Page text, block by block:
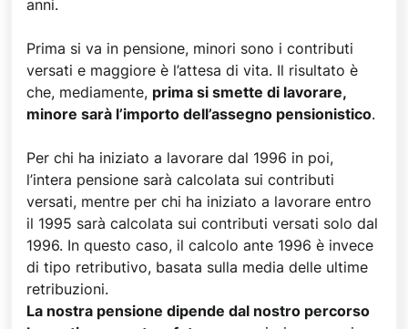
anni.
Prima si va in pensione, minori sono i contributi
versati e maggiore è l’attesa di vita. Il risultato è
che, mediamente, prima si smette di lavorare,
minore sarà l’importo dell’assegno pensionistico.
Per chi ha iniziato a lavorare dal 1996 in poi,
l’intera pensione sarà calcolata sui contributi
versati, mentre per chi ha iniziato a lavorare entro
il 1995 sarà calcolata sui contributi versati solo dal
1996. In questo caso, il calcolo ante 1996 è invece
di tipo retributivo, basata sulla media delle ultime
retribuzioni.
La nostra pensione dipende dal nostro percorso